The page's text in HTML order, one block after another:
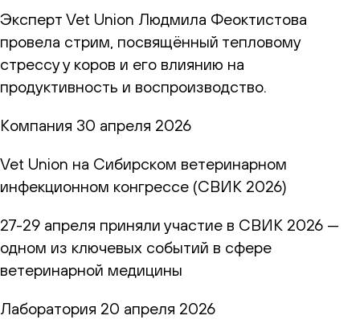
Эксперт Vet Union Людмила Феоктистова
провела стрим, посвящённый тепловому
стрессу у коров и его влиянию на
продуктивность и воспроизводство.
Компания 30 апреля 2026
Vet Union на Сибирском ветеринарном
инфекционном конгрессе (СВИК 2026)
27-29 апреля приняли участие в СВИК 2026 —
одном из ключевых событий в сфере
ветеринарной медицины
Лаборатория 20 апреля 2026